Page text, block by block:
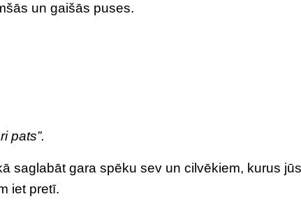
un gaišās puses.
pats”.
saglabāt gara spēku sev un cilvēkiem, kurus jūs
iet pretī.